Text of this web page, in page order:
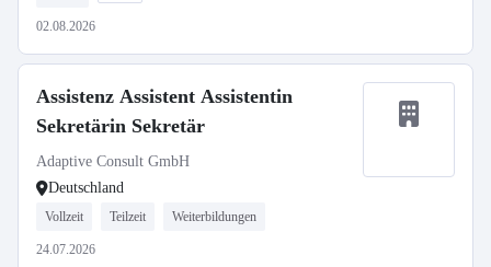
02.08.2026
Assistenz Assistent Assistentin
Sekretärin Sekretär
Adaptive Consult GmbH
Deutschland
Vollzeit Teilzeit Weiterbildungen
24.07.2026